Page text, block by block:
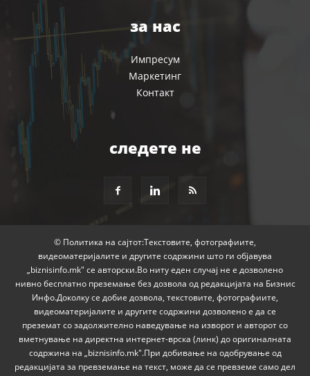
за нас
Импресум
Маркетинг
Контакт
следете не
© Политика на сајтот:Текстовите, фотографиите,
видеоматеријалите и другите содржини што ги објавува
„biznisinfo.mk" се авторски.Во ниту еден случај не е дозволено
нивно бесплатно преземање без дозвола од редакцијата на Бизнис
Инфо.Доколку се добие дозвола, текстовите, фотографиите,
видеоматеријалите и другите содржини дозволено е да се
преземат со задолжително наведување на изворот и авторот со
вметнување на директна интернет-врска (линк) до оригиналната
содржина на „biznisinfo.mk".При добивање на одобрување од
редакцијата за превземање на текст, може да се превземе само дел